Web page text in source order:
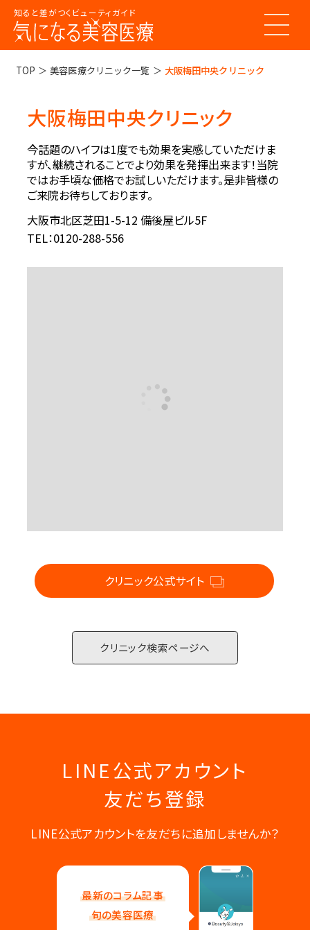
知ると差がつくビューティガイド
トップページ
美容医療ってなんだろう？
美容医療の基本情報
美容医療のスケジュール
美容医療キーワード辞典
美容医療まるわかりコラム
お悩みからコラムをさがす
コラム一覧
美容医療クリニック紹介
LINE 友だち登録
TOP 美容医療クリニック一覧 大阪梅田中央クリニック
大阪梅田中央クリニック
今話題のハイフは1度でも効果を実感していただけま
すが、継続されることでより効果を発揮出来ます！当院
ではお手頃な価格でお試しいただけます。是非皆様の
ご来院お待ちしております。
大阪市北区芝田1-5-12 備後屋ビル5F
TEL：0120-288-556
クリニック公式サイト
クリニック検索ページへ
LINE公式アカウント
友だち登録
LINE公式アカウントを友だちに追加しませんか？
最新のコラム記事
旬の美容医療